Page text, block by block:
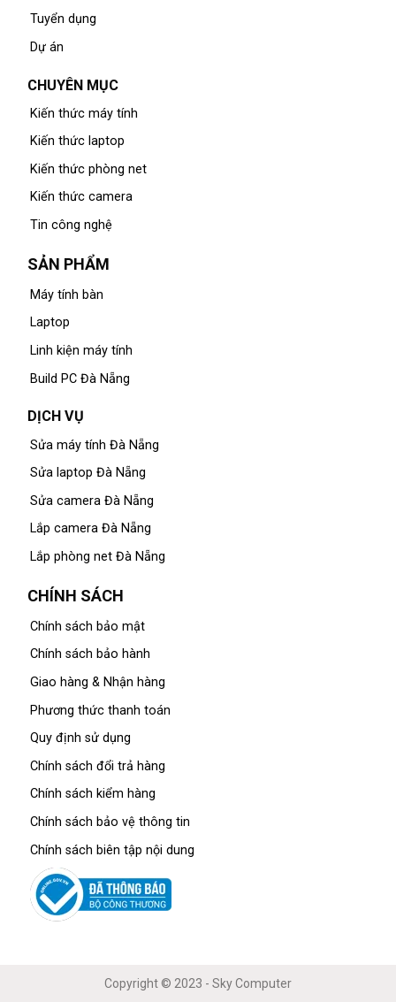
Tuyển dụng
Dự án
CHUYÊN MỤC
Kiến thức máy tính
Kiến thức laptop
Kiến thức phòng net
Kiến thức camera
Tin công nghệ
SẢN PHẨM
Máy tính bàn
Laptop
Linh kiện máy tính
Build PC Đà Nẵng
DỊCH VỤ
Sửa máy tính Đà Nẵng
Sửa laptop Đà Nẵng
Sửa camera Đà Nẵng
Lắp camera Đà Nẵng
Lắp phòng net Đà Nẵng
CHÍNH SÁCH
Chính sách bảo mật
Chính sách bảo hành
Giao hàng & Nhận hàng
Phương thức thanh toán
Quy định sử dụng
Chính sách đổi trả hàng
Chính sách kiểm hàng
Chính sách bảo vệ thông tin
Chính sách biên tập nội dung
Copyright © 2023 - Sky Computer